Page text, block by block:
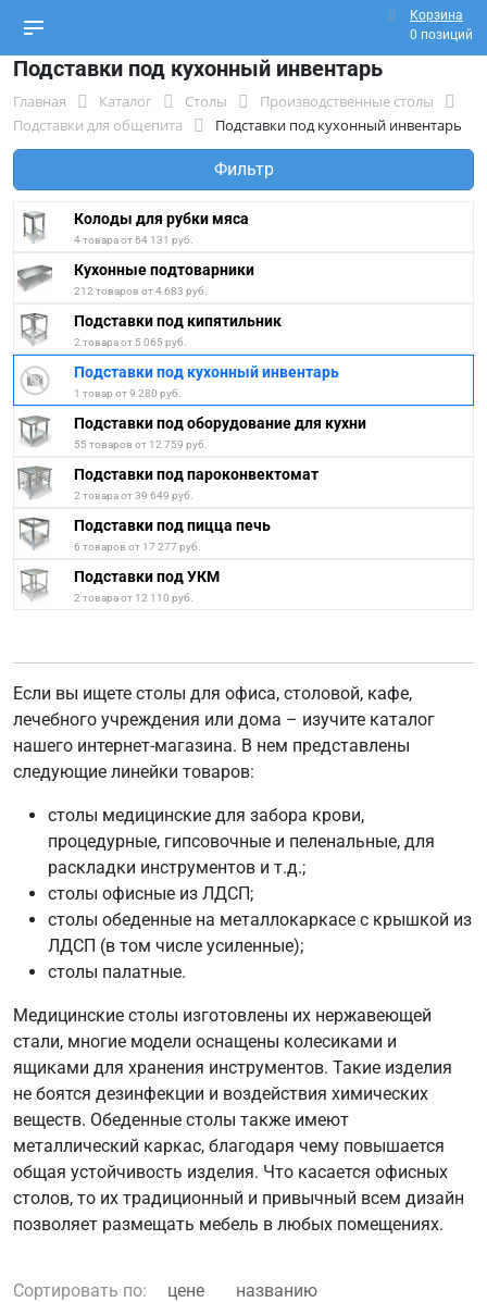
Корзина
0 позиций
Подставки под кухонный инвентарь
Главная Каталог Столы
Производственные столы
Подставки для общепита
Подставки под кухонный инвентарь
Фильтр
Колоды для рубки мяса
4 товара от 64 131 руб.
Кухонные подтоварники
212 товаров от 4 683 руб.
Подставки под кипятильник
2 товара от 5 065 руб.
Подставки под кухонный инвентарь
1 товар от 9 280 руб.
Подставки под оборудование для кухни
55 товаров от 12 759 руб.
Подставки под пароконвектомат
2 товара от 39 649 руб.
Подставки под пицца печь
6 товаров от 17 277 руб.
Подставки под УКМ
2 товара от 12 110 руб.
Если вы ищете столы для офиса, столовой, кафе,
лечебного учреждения или дома – изучите каталог
нашего интернет-магазина. В нем представлены
следующие линейки товаров:
столы медицинские для забора крови,
процедурные, гипсовочные и пеленальные, для
раскладки инструментов и т.д.;
столы офисные из ЛДСП;
столы обеденные на металлокаркасе с крышкой из
ЛДСП (в том числе усиленные);
столы палатные.
Медицинские столы изготовлены их нержавеющей
стали, многие модели оснащены колесиками и
ящиками для хранения инструментов. Такие изделия
не боятся дезинфекции и воздействия химических
веществ. Обеденные столы также имеют
металлический каркас, благодаря чему повышается
общая устойчивость изделия. Что касается офисных
столов, то их традиционный и привычный всем дизайн
позволяет размещать мебель в любых помещениях.
Сортировать по: цене названию